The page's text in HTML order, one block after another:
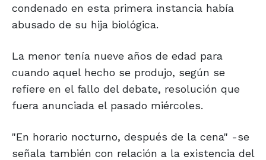
condenado en esta primera instancia había
abusado de su hija biológica.
La menor tenía nueve años de edad para
cuando aquel hecho se produjo, según se
refiere en el fallo del debate, resolución que
fuera anunciada el pasado miércoles.
"En horario nocturno, después de la cena" -se
señala también con relación a la existencia del